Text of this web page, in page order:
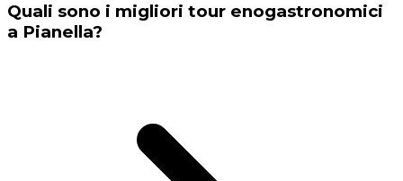
Quali sono i migliori tour enogastronomici
a Pianella?